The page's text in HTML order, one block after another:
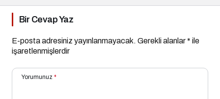
Bir Cevap Yaz
E-posta adresiniz yayınlanmayacak. Gerekli alanlar* ile
işaretlenmişlerdir
Yorumunuz *